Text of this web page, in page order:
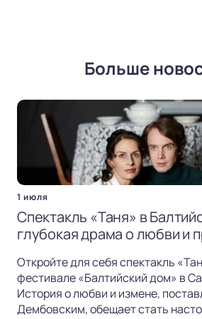
Больше
1 июля
Спектакль «Таня» в
глубокая драма о любви и
Откройте для себя спектакль
фестивале «Балтийский дом» в
История о любви и измене,
Дембовским, обещает стать